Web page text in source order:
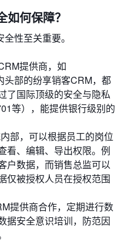
何保障？
性至关重要。
提供商，如
头部的纷享销客CRM，都
了国际顶级的安全与隐私
等），能提供银行级别的
部，可以根据员工的岗位
看、编辑、导出权限。例
户数据，而销售总监可以
仅被授权人员在授权范围
提供商合作，定期进行数
据安全意识培训，防范因